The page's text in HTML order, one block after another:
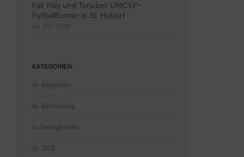
Fair Play und Torjubel: UNICEF-
Fußballturnier in St. Hubert
KATEGORIEN
Allgemein
Betreuung
Neuigkeiten
OGS